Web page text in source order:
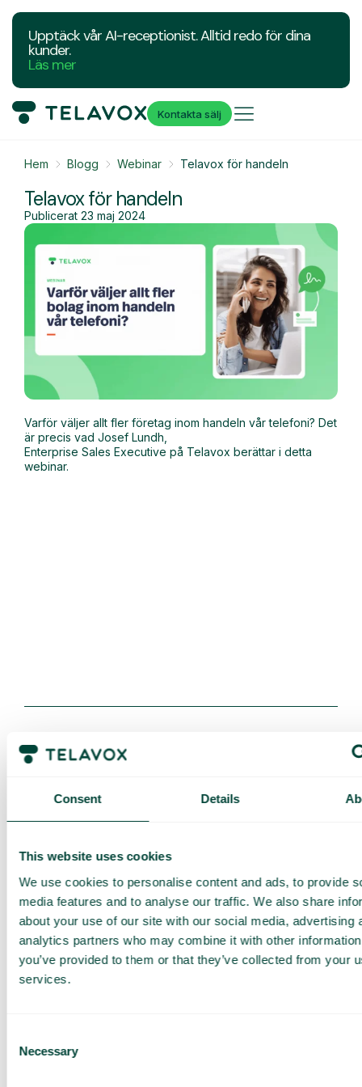
Consent Details
This website uses cookies
We use cookies to personalise content and ads, to provide
media features and to analyse our traffic. We also share
about your use of our site with our social media, advertising
analytics partners who may combine it with other
you’ve provided to them or that they’ve collected from your
services.
Selection
Necessary
Upptäck vår AI-receptionist. Alltid redo för dina
kunder.
Läs mer
Kontakta sälj
Hem Blogg Webinar Telavox för handeln
Telavox för handeln
Publicerat 23 maj 2024
Varför väljer allt fler företag inom handeln vår telefoni? Det
är precis vad Josef Lundh,
Enterprise Sales Executive på Telavox berättar i detta
webinar.
skräddarsydd
offert
Genomgång av våra
tjänster
Offert anpassad för ditt
företag
Utforska
användningsområden för
ditt team